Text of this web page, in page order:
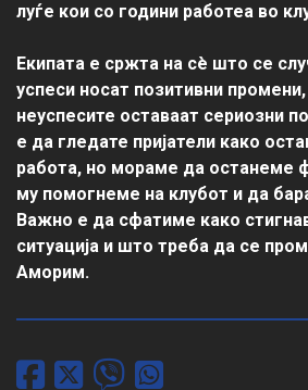
луѓе кои со години работеа во
Екипата е сржта на сè што се
успеси носат позитивни
неуспесите оставаат сериозни
е да гледате пријатели како
работа, но мораме да останеме
му помогнеме на клубот и да
Важно е да сфатиме како
ситуација и што треба да се
Аморим.